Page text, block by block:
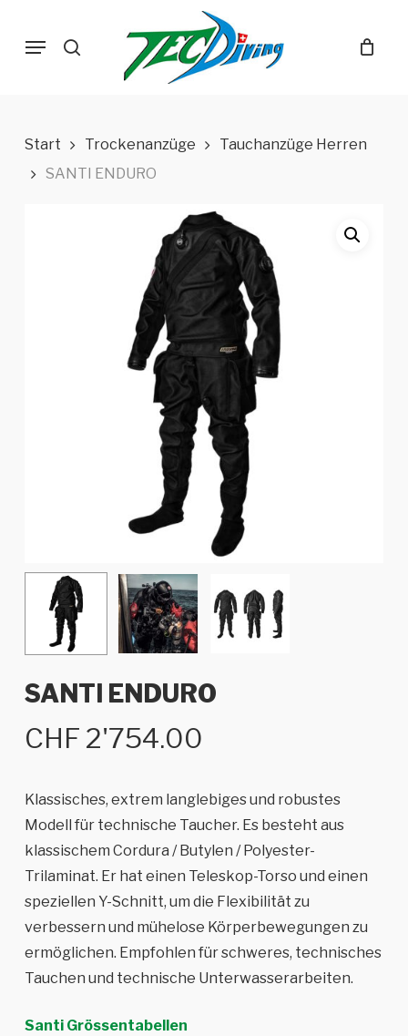
search
Menu
Start Trockenanzüge
Tauchanzüge Herren
SANTI ENDURO
SANTI ENDURO
CHF 2'754.00
Klassisches, extrem langlebiges und robustes
Modell für technische Taucher. Es besteht aus
klassischem Cordura / Butylen / Polyester-
Trilaminat. Er hat einen Teleskop-Torso und einen
speziellen Y-Schnitt, um die Flexibilität zu
verbessern und mühelose Körperbewegungen zu
ermöglichen. Empfohlen für schweres, technisches
Tauchen und technische Unterwasserarbeiten.
Santi Grössentabellen